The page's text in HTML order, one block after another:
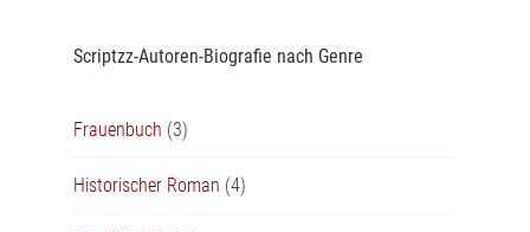
Scriptzz-Autoren-Biografie nach Genre
Frauenbuch (3)
Historischer Roman (4)